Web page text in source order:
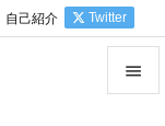

自己紹介 Twitter